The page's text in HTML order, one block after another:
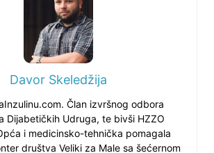
Davor Skeledžija
Član izvršnog odbora
Dijabetičkih Udruga, te bivši HZZO
i medicinsko-tehnička pomagala
društva Veliki za Male sa šećernom